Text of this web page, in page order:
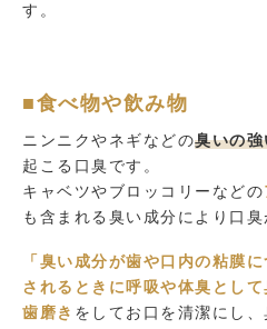
す。
■食べ物や飲み物
ニンニクやネギなどの臭いの
起こる口臭です。
キャベツやブロッコリーなどの
も含まれる臭い成分により口臭
「臭い成分が歯や口内の粘膜
されるときに呼吸や体臭として
歯磨き をしてお口を清潔にし